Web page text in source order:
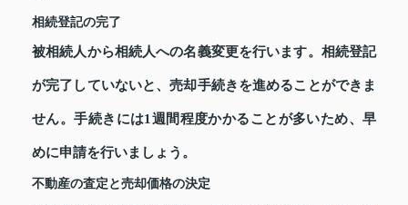
相続登記の完了
被相続人から相続人への名義変更を行います。相続登記
が完了していないと、売却手続きを進めることができま
せん。手続きには1週間程度かかることが多いため、早
めに申請を行いましょう。
不動産の査定と売却価格の決定